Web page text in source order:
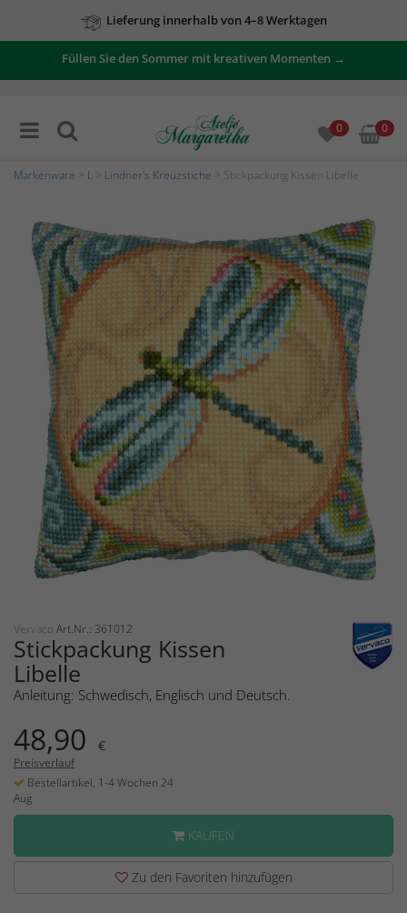
Lieferung innerhalb von 4–8 Werktagen
Füllen Sie den Sommer mit kreativen Momenten →
0 0
Markenware L Lindner's Kreuzstiche > Stickpackung Kissen Libelle
Vervaco Art.Nr.: 361012
Stickpackung Kissen
Libelle
Anleitung: Schwedisch, Englisch und Deutsch.
48,90 €
Preisverlauf
Bestellartikel, 1-4 Wochen 24
Aug
KAUFEN
Zu den Favoriten hinzufügen